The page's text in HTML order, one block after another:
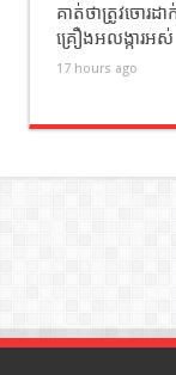
គាត់ថាត្រូវចោរ
គ្រឿងអលង្ការអស់
17 hours ago